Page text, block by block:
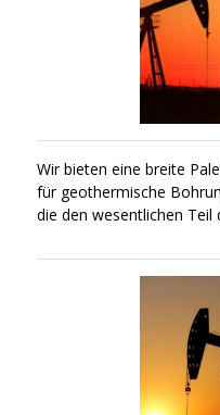
Wir bieten eine breite
für geothermische
die den wesentlichen Teil